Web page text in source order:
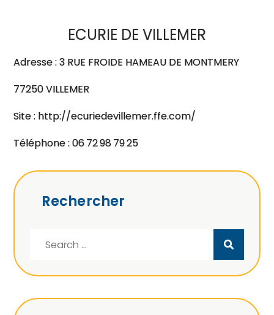
ECURIE DE VILLEMER
Adresse : 3 RUE FROIDE HAMEAU DE MONTMERY
77250 VILLEMER
Site : http://ecuriedevillemer.ffe.com/
Téléphone : 06 72 98 79 25
Rechercher